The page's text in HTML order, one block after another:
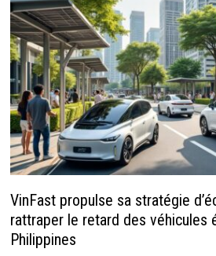
VinFast propulse sa stratégie
rattraper le retard des véhicules
Philippines